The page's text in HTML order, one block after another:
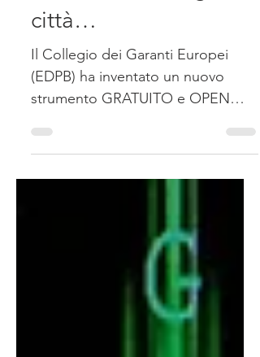
Website Auditing in
città…
Il Collegio dei Garanti Europei
(EDPB) ha inventato un nuovo
strumento GRATUITO e OPEN
SOURCE per fare audit sui siti web